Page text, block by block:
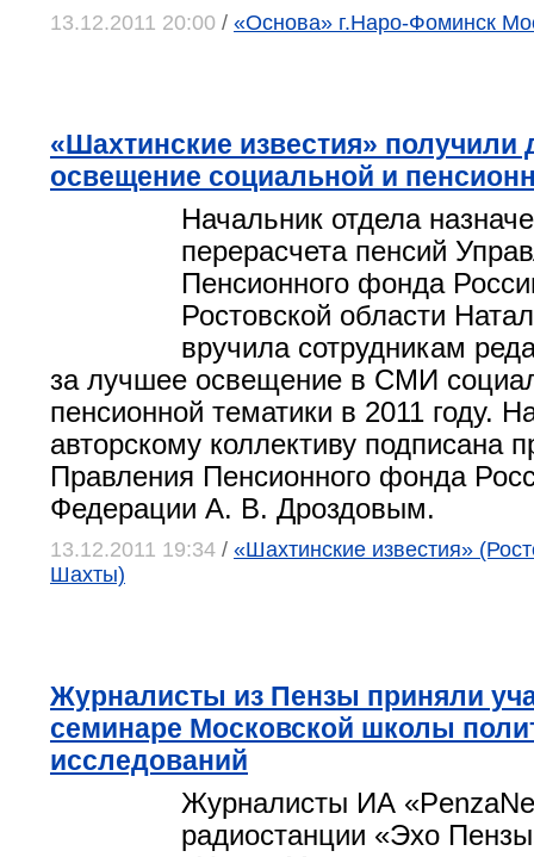
13.12.2011 20:00 / «Основа» г.Наро-Фоминск
«Шахтинские известия» получили
освещение социальной и
Начальник отдела
перерасчета пенсий
Пенсионного фонда
Ростовской области
вручила сотрудникам
за лучшее освещение в СМИ
пенсионной тематики в 2011 году.
авторскому коллективу подписана
Правления Пенсионного фонда
Федерации А. В. Дроздовым.
13.12.2011 19:34 / «Шахтинские известия»
Шахты)
Журналисты из Пензы приняли
семинаре Московской школы
исследований
Журналисты ИА
радиостанции «Эхо